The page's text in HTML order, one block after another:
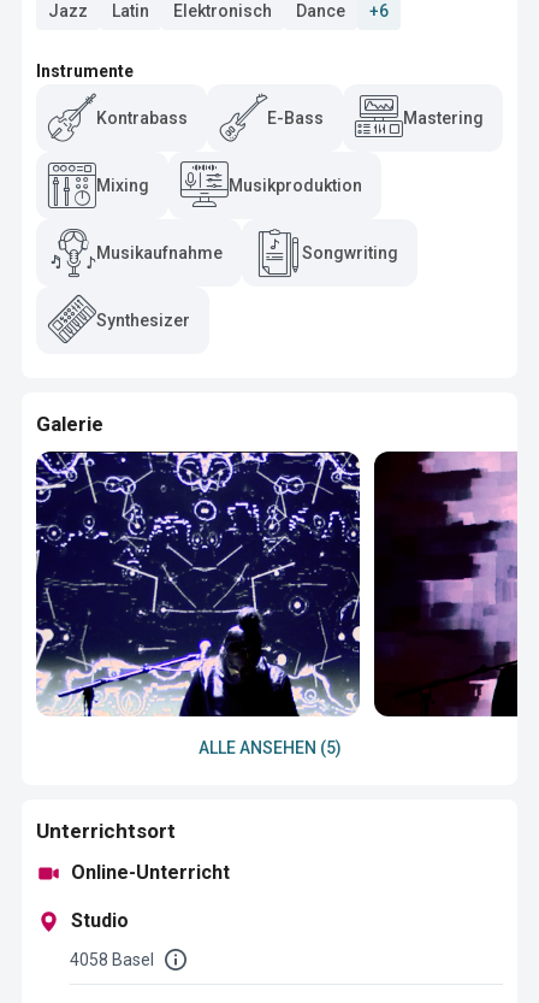
Jazz
Latin Elektronisch Dance +6
Instrumente
Kontrabass E-Bass Mastering
Mixing Musikproduktion
Musikaufnahme Songwriting
Synthesizer
Galerie
ALLE ANSEHEN (5)
Unterrichtsort
Online-Unterricht
Studio
4058 Basel